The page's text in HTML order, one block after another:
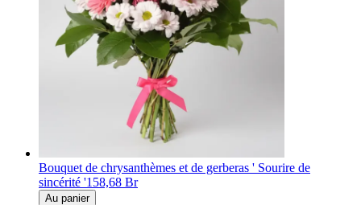
Bouquet de chrysanthèmes et de gerberas ' Sourire de
sincérité '158,68 Br
Au panier